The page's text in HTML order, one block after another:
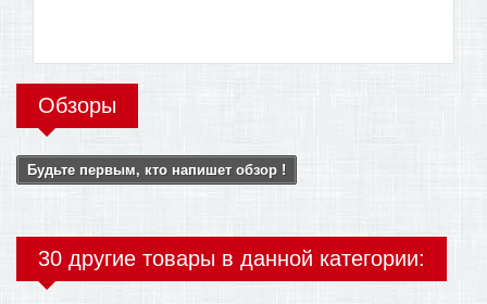
Обзоры
Будьте первым, кто напишет обзор !
30 другие товары в данной категории: